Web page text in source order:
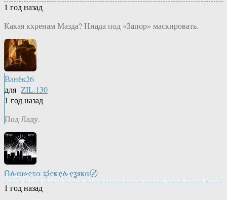
1 год назад
Какая кхренам Мазда? Ннада под «Запор» маскировать.
Ванёк26
для ZIL.130
1 год назад
Под Ладу.
Ոሉαዙҿτα ಭҿҝҿሉҿʓяҝα〄
1 год назад